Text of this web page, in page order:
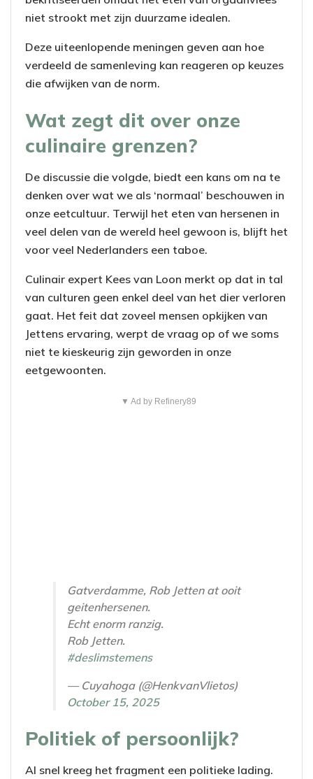
niet strookt met zijn duurzame idealen.
Deze uiteenlopende meningen geven aan hoe
verdeeld de samenleving kan reageren op keuzes
die afwijken van de norm.
Wat zegt dit over onze
culinaire grenzen?
De discussie die volgde, biedt een kans om na te
denken over wat we als ‘normaal’ beschouwen in
onze eetcultuur. Terwijl het eten van hersenen in
veel delen van de wereld heel gewoon is, blijft het
voor veel Nederlanders een taboe.
Culinair expert Kees van Loon merkt op dat in tal
van culturen geen enkel deel van het dier verloren
gaat. Het feit dat zoveel mensen opkijken van
Jettens ervaring, werpt de vraag op of we soms
niet te kieskeurig zijn geworden in onze
eetgewoonten.
▼ Ad by Refinery89
Gatverdamme, Rob Jetten at ooit
geitenhersenen.
Echt enorm ranzig.
Rob Jetten.
#deslimstemens
— Cuyahoga (@HenkvanVlietos)
October 15, 2025
Politiek of persoonlijk?
Al snel kreeg het fragment een politieke lading.